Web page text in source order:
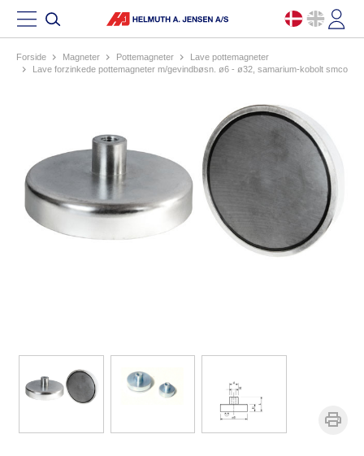
Forside magneter pottemagneter
lave pottemagneter
lave forzinkede pottemagneter m/gevindbøsn. ø6 - ø32, samarium-kobolt smco